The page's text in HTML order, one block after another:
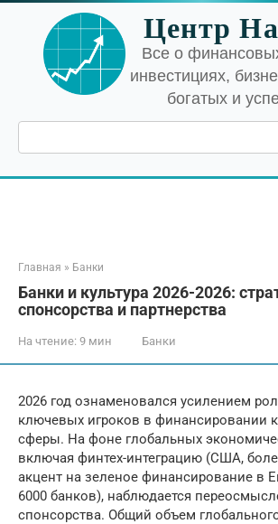
Перейти
контенту
Центр
Все о
инвестициях,
богатых и
Поиск:
Главная » Банки
Банки и культура 2026-2026:
спонсорства и партнерства
На чтение: 9 мин Банки
2026 год ознаменовался усилением
ключевых игроков в финансировании
сферы. На фоне глобальных
включая финтех-интеграцию (США,
акцент на зеленое финансирование в
6000 банков), наблюдается
спонсорства. Общий объем